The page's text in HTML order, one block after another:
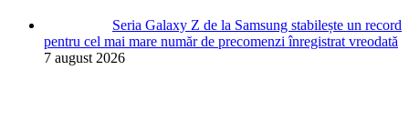
Seria Galaxy Z de la Samsung stabilește un record
pentru cel mai mare număr de precomenzi înregistrat vreodată
7 august 2026